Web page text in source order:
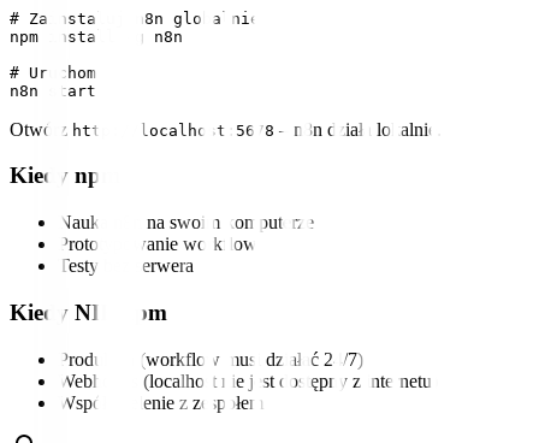
# Zainstaluj n8n globalnie
npm install -g n8n
# Uruchom
Otwórz http://localhost:5678 – n8n działa lokalnie.
Kiedy npm
Nauka n8n na swoim komputerze
Prototypowanie workflow
Testy bez serwera
Kiedy NIE npm
Produkcja (workflow musi działać 24/7)
Webhooks (localhost nie jest dostępny z internetu)
Współdzielenie z zespołem